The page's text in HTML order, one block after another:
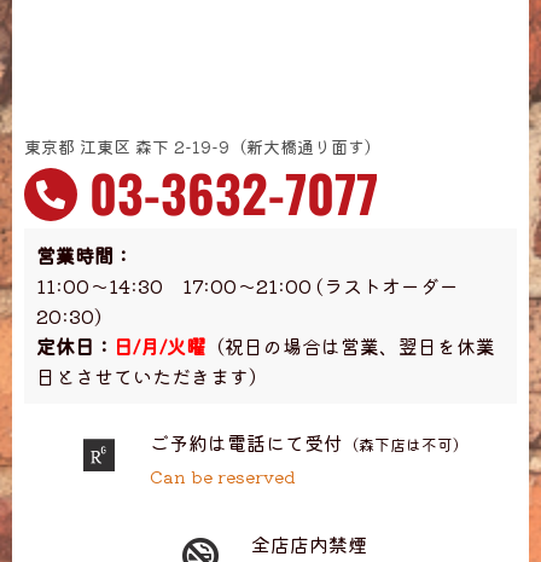
東京都 江東区 森下 2-19-9（新大橋通り面す）
03-3632-7077
営業時間：
11:00～14:30 17:00～21:00 (ラストオーダー
20:30)
定休日： 日/月/火曜 （祝日の場合は営業、翌日を休業
日とさせていただきます）
ご予約は電話にて受付 （森下店は不可）
Can be reserved
全店店内禁煙